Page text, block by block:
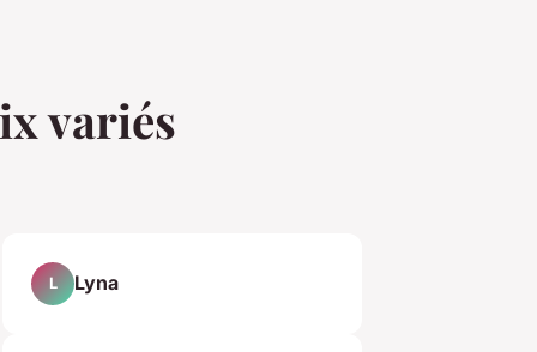
variés
L Lyna